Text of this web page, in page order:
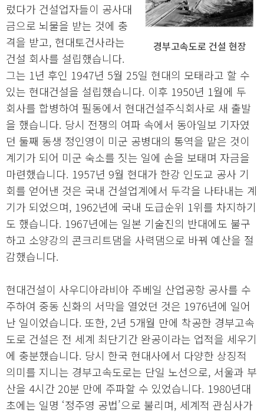
경부고속도로 건설 현장
렀다가 건설업자들이 공사대
금으로 뇌물을 받는 것에 충
격을 받고, 현대토건사라는
건설 회사를 설립했습니다.
그는 1년 후인 1947년 5월 25일 현대의 모태라고 할 수
있는 현대건설을 설립했습니다. 이후 1950년 1월에 두
회사를 합병하여 필동에서 현대건설주식회사로 새 출발
을 했습니다. 당시 전쟁의 여파 속에서 동아일보 기자였
던 둘째 동생 정인영이 미군 공병대의 통역을 맡은 것이
계기가 되어 미군 숙소를 짓는 일에 손을 보태며 자금을
마련했습니다. 1957년 9월 현대가 한강 인도교 공사 기
회를 얻어낸 것은 국내 건설업계에서 두각을 나타내는 계
기가 되었으며, 1962년에 국내 도급순위 1위를 차지하기
도 했습니다. 1967년에는 일본 기술진의 반대에도 불구
하고 소양강의 콘크리트댐을 사력댐으로 바꿔 예산을 절
감했습니다.
현대건설이 사우디아라비아 주베일 산업공항 공사를 수
주하여 중동 신화의 서막을 열었던 것은 1976년에 일어
난 일이었습니다. 또한, 2년 5개월 만에 착공한 경부고속
도로 건설은 전 세계 최단기간 완공이라는 업적을 세우기
에 충분했습니다. 당시 한국 현대사에서 다양한 상징적
의미를 지니는 경부고속도로는 단일 노선으로, 서울과 부
산을 4시간 20분 만에 주파할 수 있었습니다. 1980년대
초에는 일명 ‘정주영 공법’으로 불리며, 세계적 관심사가